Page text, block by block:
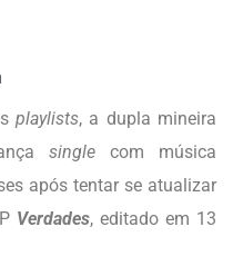
playlists, a dupla mineira
singlecom música
após tentar se atualizar
Verdades, editado em 13